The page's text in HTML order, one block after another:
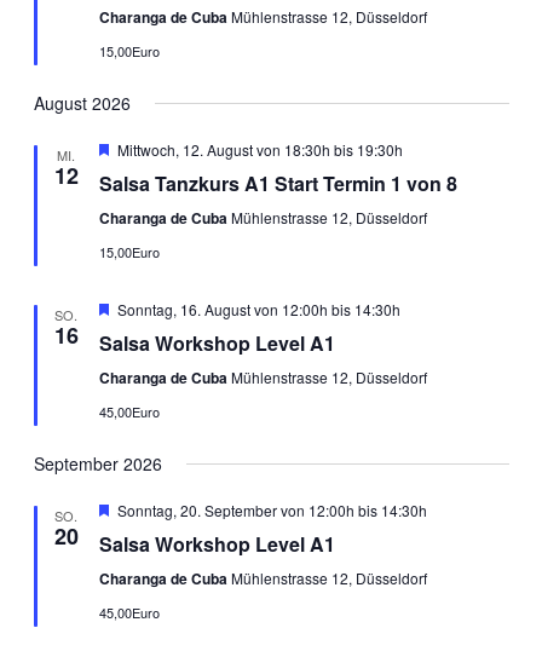
Charanga de CubaMühlenstrasse 12, Düsseldorf
15,00Euro
August 2026
MI.
12
Empfohlen
Mittwoch, 12. August von 18:30h bis 19:30h
Salsa Tanzkurs A1 Start Termin 1 von 8
Charanga de CubaMühlenstrasse 12, Düsseldorf
15,00Euro
SO.
16
Empfohlen
Sonntag, 16. August von 12:00h bis 14:30h
Salsa Workshop Level A1
Charanga de CubaMühlenstrasse 12, Düsseldorf
45,00Euro
September 2026
SO.
20
Empfohlen
Sonntag, 20. September von 12:00h bis 14:30h
Salsa Workshop Level A1
Charanga de CubaMühlenstrasse 12, Düsseldorf
45,00Euro